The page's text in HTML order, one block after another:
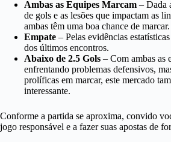
Ambas as Equipes Marcam – Dada
de gols e as lesões que impactam as
ambas têm uma boa chance de marcar.
Empate – Pelas evidências
dos últimos encontros.
Abaixo de 2.5 Gols – Com ambas as
enfrentando problemas defensivos,
prolíficas em marcar, este mercado
interessante.
Conforme a partida se aproxima, convido
jogo responsável e a fazer suas apostas de